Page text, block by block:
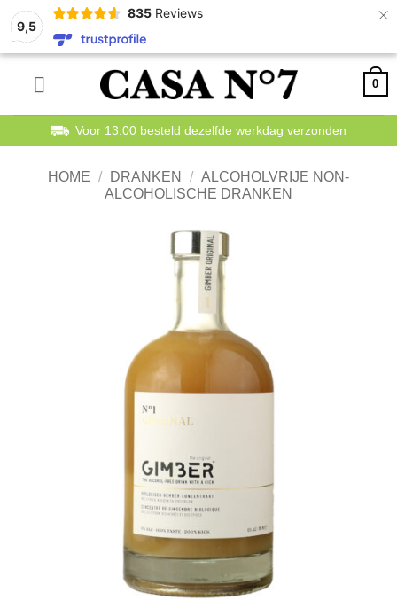
9,5
835 Reviews ×
0
Voor 13.00 besteld dezelfde werkdag verzonden
HOME / DRANKEN / ALCOHOLVRIJE NON-
ALCOHOLISCHE DRANKEN